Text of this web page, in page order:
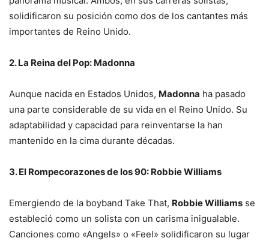
solidificaron su posición como dos de los cantantes más
importantes de Reino Unido.
2. La Reina del Pop: Madonna
Aunque nacida en Estados Unidos, Madonna ha pasado
una parte considerable de su vida en el Reino Unido. Su
adaptabilidad y capacidad para reinventarse la han
mantenido en la cima durante décadas.
3. El Rompecorazones de los 90: Robbie Williams
Emergiendo de la boyband Take That, Robbie Williams se
estableció como un solista con un carisma inigualable.
Canciones como «Angels» o «Feel» solidificaron su lugar